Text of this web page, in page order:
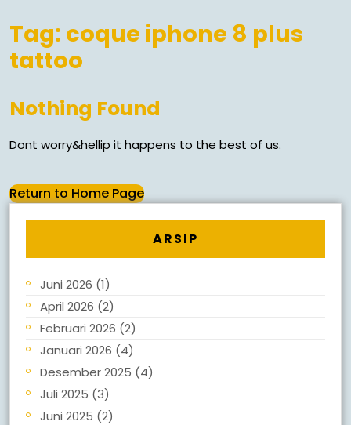
Tag: coque iphone 8 plus
tattoo
Nothing Found
Dont worry&hellip it happens to the best of us.
Return to Home Page
ARSIP
Juni 2026 (1)
April 2026 (2)
Februari 2026 (2)
Januari 2026 (4)
Desember 2025 (4)
Juli 2025 (3)
Juni 2025 (2)